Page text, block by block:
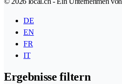
DE
EN
FR
IT
Ergebnisse filtern